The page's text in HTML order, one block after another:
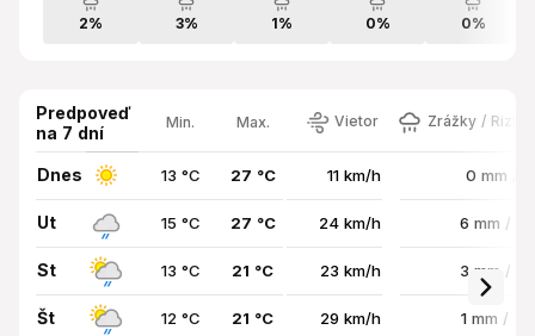
2% 3% 1% 0% 0%
Predpoveď
na 7 dní
Min. Max. Vietor Zrážky /
Dnes 13 °C 27 °C 11 km/h 0 mm /
Ut 15 °C 27 °C 24 km/h 6 mm /
St 13 °C 21 °C 23 km/h 3 mm /
Št 12 °C 21 °C 29 km/h 1 mm /